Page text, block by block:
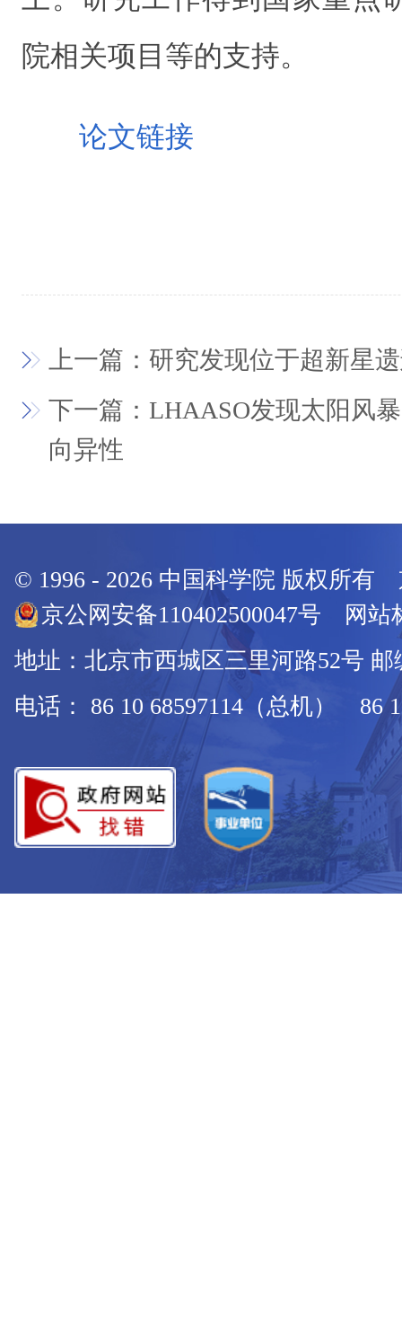
院相关项目等的支持。
论文链接
上一篇：研究发现位于超新星
下一篇：LHAASO发现太阳风
向异性
© 1996 - 2026 中国科学院 版权所有
京公网安备110402500047号 网站
地址：北京市西城区三里河路52号 邮
电话： 86 10 68597114（总机） 86